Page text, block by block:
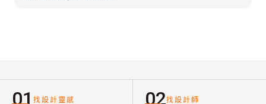
01 找設計靈感 02找設計師